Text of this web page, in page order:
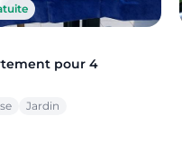
pour 4
Jardin